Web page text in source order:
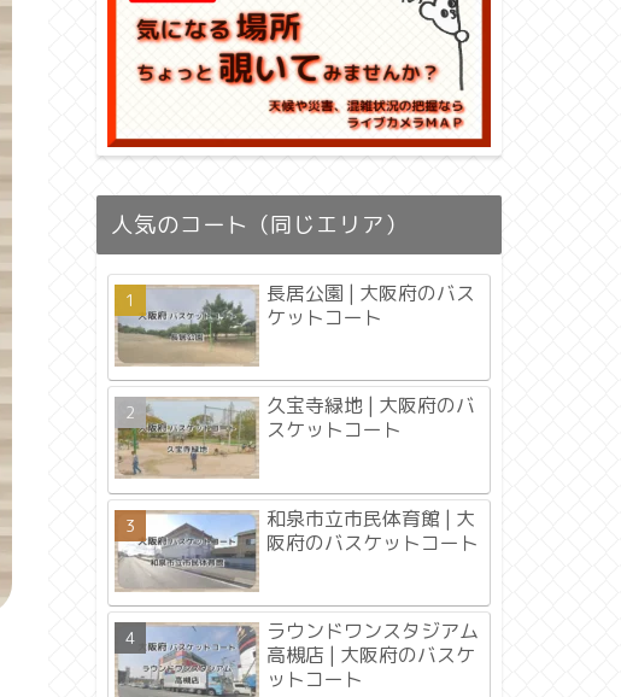
人気のコート（同じエリア）
長居公園 | 大阪府のバス
ケットコート
久宝寺緑地 | 大阪府のバ
スケットコート
和泉市立市民体育館 | 大
阪府のバスケットコート
ラウンドワンスタジアム
高槻店 | 大阪府のバスケ
ットコート